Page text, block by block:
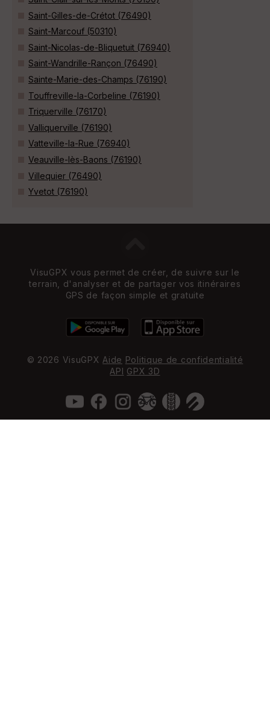
Saint-Gilles-de-Crétot (76490)
Saint-Marcouf (50310)
Saint-Nicolas-de-Bliquetuit (76940)
Saint-Wandrille-Rançon (76490)
Sainte-Marie-des-Champs (76190)
Touffreville-la-Corbeline (76190)
Triquerville (76170)
Valliquerville (76190)
Vatteville-la-Rue (76940)
Veauville-lès-Baons (76190)
Villequier (76490)
Yvetot (76190)
VisuGPX vous permet de créer, de suivre sur le
terrain, d'analyser et de partager vos itinéraires
GPS de façon simple et gratuite
© 2026 VisuGPX Aide Politique de confidentialité
API GPX 3D